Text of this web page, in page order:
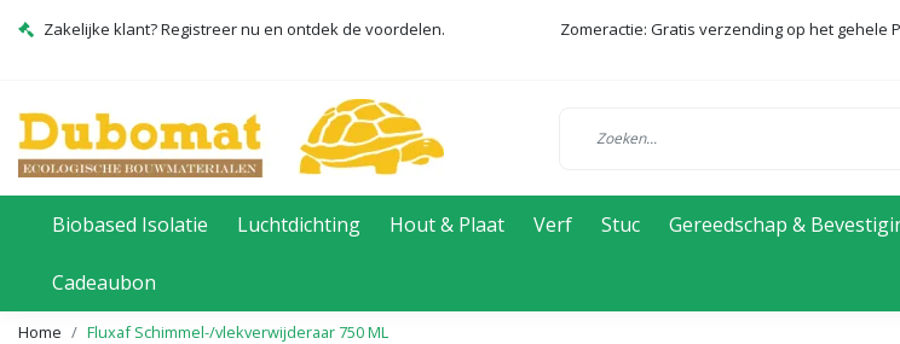
Zakelijke klant? Registreer nu en ontdek de voordelen. Zomeractie: Gratis verzending op het gehele
Biobased Isolatie Luchtdichting Hout & Plaat Verf Stuc Gereedschap &
Cadeaubon
Home Fluxaf Schimmel-/vlekverwijderaar 750 ML